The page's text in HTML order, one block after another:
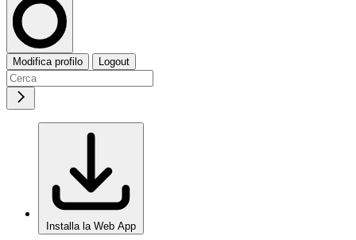
Modifica profilo Logout
Installa la Web App